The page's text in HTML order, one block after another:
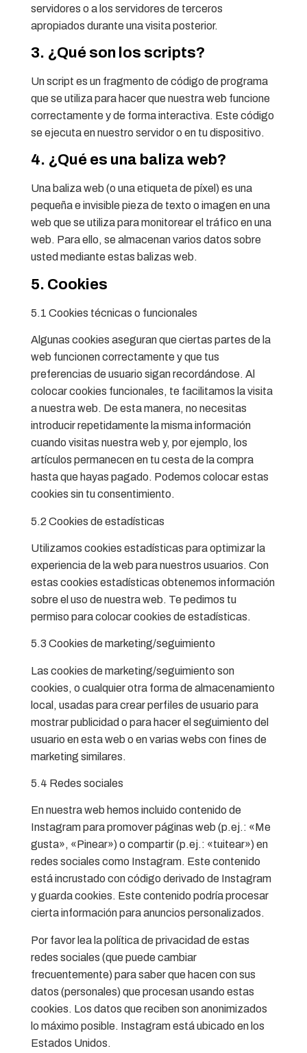
servidores o a los servidores de terceros
apropiados durante una visita posterior.
3. ¿Qué son los scripts?
Un script es un fragmento de código de programa
que se utiliza para hacer que nuestra web funcione
correctamente y de forma interactiva. Este código
se ejecuta en nuestro servidor o en tu dispositivo.
4. ¿Qué es una baliza web?
Una baliza web (o una etiqueta de píxel) es una
pequeña e invisible pieza de texto o imagen en una
web que se utiliza para monitorear el tráfico en una
web. Para ello, se almacenan varios datos sobre
usted mediante estas balizas web.
5. Cookies
5.1 Cookies técnicas o funcionales
Algunas cookies aseguran que ciertas partes de la
web funcionen correctamente y que tus
preferencias de usuario sigan recordándose. Al
colocar cookies funcionales, te facilitamos la visita
a nuestra web. De esta manera, no necesitas
introducir repetidamente la misma información
cuando visitas nuestra web y, por ejemplo, los
artículos permanecen en tu cesta de la compra
hasta que hayas pagado. Podemos colocar estas
cookies sin tu consentimiento.
5.2 Cookies de estadísticas
Utilizamos cookies estadísticas para optimizar la
experiencia de la web para nuestros usuarios. Con
estas cookies estadísticas obtenemos información
sobre el uso de nuestra web. Te pedimos tu
permiso para colocar cookies de estadísticas.
5.3 Cookies de marketing/seguimiento
Las cookies de marketing/seguimiento son
cookies, o cualquier otra forma de almacenamiento
local, usadas para crear perfiles de usuario para
mostrar publicidad o para hacer el seguimiento del
usuario en esta web o en varias webs con fines de
marketing similares.
5.4 Redes sociales
En nuestra web hemos incluido contenido de
Instagram para promover páginas web (p.ej.: «Me
gusta», «Pinear») o compartir (p.ej.: «tuitear») en
redes sociales como Instagram. Este contenido
está incrustado con código derivado de Instagram
y guarda cookies. Este contenido podría procesar
cierta información para anuncios personalizados.
Por favor lea la política de privacidad de estas
redes sociales (que puede cambiar
frecuentemente) para saber que hacen con sus
datos (personales) que procesan usando estas
cookies. Los datos que reciben son anonimizados
lo máximo posible. Instagram está ubicado en los
Estados Unidos.